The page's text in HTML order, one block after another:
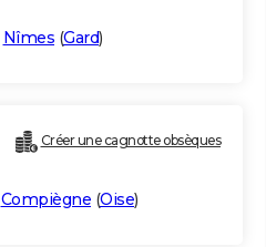
Nîmes (Gard)
Créer une cagnotte obsèques
Compiègne (Oise)